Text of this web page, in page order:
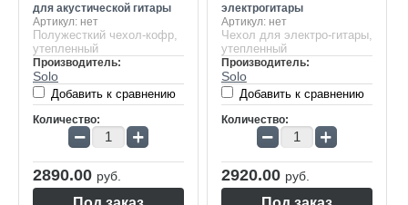
для акустической гитары
Артикул: нет
Полужесткий чехол-кофр,
утепленный
Производитель:
Solo
Добавить к сравнению
Количество:
− +
2890.00 руб.
электрогитары
Артикул:нет
Чехол для электро-гитары,
утепленный
Производитель:
Solo
Добавить к сравнению
Количество:
− +
2920.00 руб.